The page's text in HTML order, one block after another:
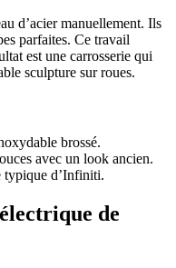
d’acier manuellement. Ils
parfaites. Ce travail
est une carrosserie qui
sculpture sur roues.
brossé.
avec un look ancien.
typique d’Infiniti.
de